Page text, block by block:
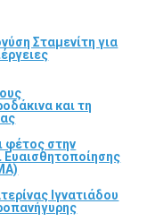
Σταμενίτη για
και τη
φέτος στην
Ιγνατιάδου